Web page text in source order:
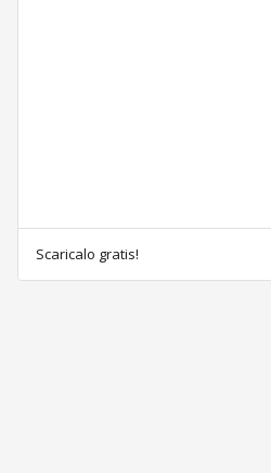
Scaricalo gratis!